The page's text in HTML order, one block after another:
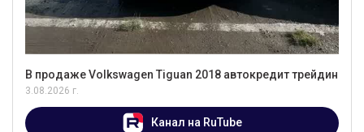
В продаже Volkswagen Tiguan 2018 автокредит трейдин
3.08.2026 г.
Канал на RuTube